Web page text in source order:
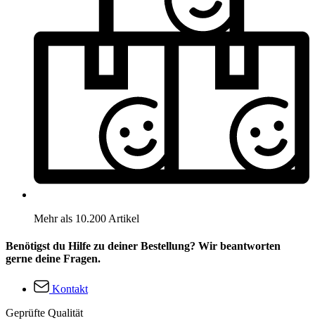
Mehr als 10.200 Artikel
Benötigst du Hilfe zu deiner Bestellung? Wir beantworten
gerne deine Fragen.
Kontakt
Geprüfte Qualität